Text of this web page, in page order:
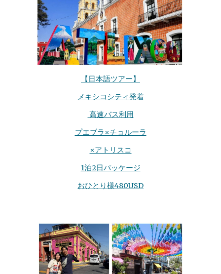
【日本語ツアー】
メキシコシティ発着
高速バス利用
プエブラ×チョルーラ
×アトリスコ
1泊2日パッケージ
おひとり様480USD